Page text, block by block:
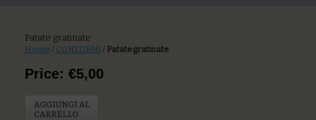
Patate gratinate
Home / CONTORNI / Patate gratinate
Price: €5,00
AGGIUNGI AL
CARRELLO